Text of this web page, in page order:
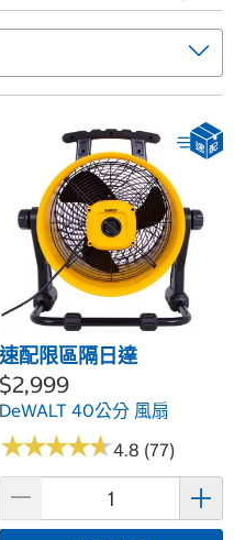
速配限區隔日達
$2,999
DeWALT 40公分 風扇
★★★★★
★★★★★4.8 (77)